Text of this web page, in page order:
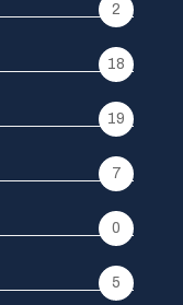
2
18
19
7
0
5